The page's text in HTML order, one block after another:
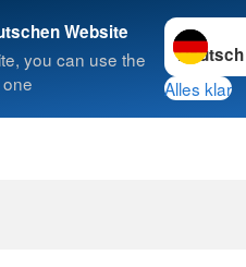
Website
you can use the
Sprache
Alles klar
Suche